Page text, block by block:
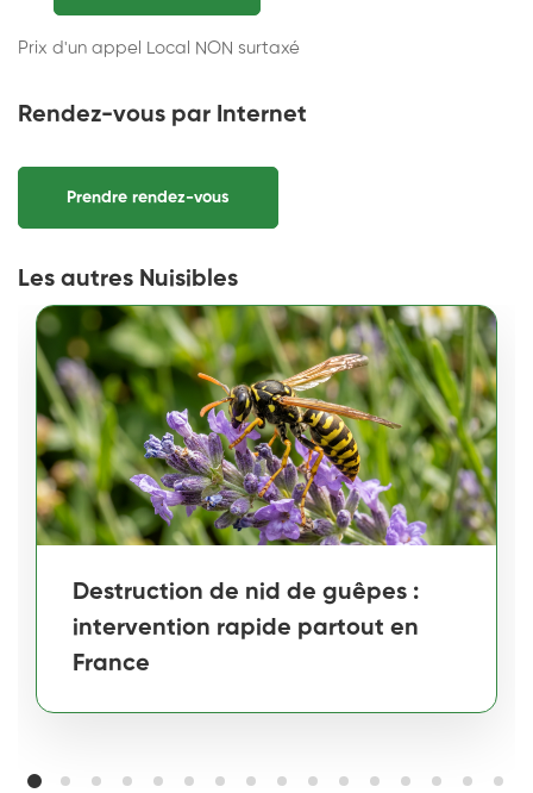
Prix d'un appel Local NON surtaxé
Rendez-vous par Internet
Prendre rendez-vous
Les autres Nuisibles
Destruction de nid de guêpes :
intervention rapide partout en
France